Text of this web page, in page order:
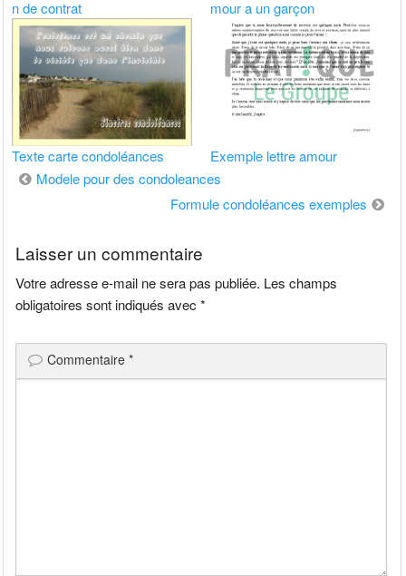
n de contrat
mour a un garçon
Texte carte condoléances Exemple lettre amour
Navigation
Modele pour des condoleances
Formule condoléances exemples
Laisser un commentaire
Votre adresse e-mail ne sera pas publiée. Les champs
obligatoires sont indiqués avec*
Commentaire*